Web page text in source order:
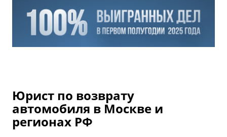
Юрист по возврату
автомобиля в Москве и
регионах РФ